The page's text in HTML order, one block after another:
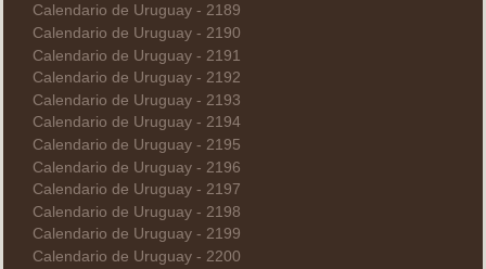
Calendario de Uruguay - 2189
Calendario de Uruguay - 2190
Calendario de Uruguay - 2191
Calendario de Uruguay - 2192
Calendario de Uruguay - 2193
Calendario de Uruguay - 2194
Calendario de Uruguay - 2195
Calendario de Uruguay - 2196
Calendario de Uruguay - 2197
Calendario de Uruguay - 2198
Calendario de Uruguay - 2199
Calendario de Uruguay - 2200